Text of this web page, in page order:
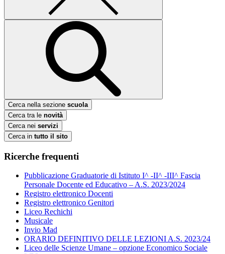
Cerca nella sezione scuola
Cerca tra le novità
Cerca nei servizi
Cerca in tutto il sito
Ricerche frequenti
Pubblicazione Graduatorie di Istituto I^ -II^ -III^ Fascia
Personale Docente ed Educativo – A.S. 2023/2024
Registro elettronico Docenti
Registro elettronico Genitori
Liceo Rechichi
Musicale
Invio Mad
ORARIO DEFINITIVO DELLE LEZIONI A.S. 2023/24
Liceo delle Scienze Umane – opzione Economico Sociale